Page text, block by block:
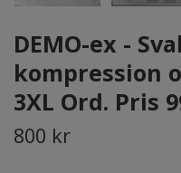
DEMO-ex -
kompression
3XL Ord. Pris
800 kr